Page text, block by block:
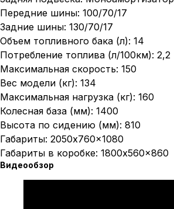
Передние шины: 100/70/17
Задние шины: 130/70/17
Объем топливного бака (л): 14
Потребление топлива (л/100км): 2,2
Максимальная скорость: 150
Вес модели (кг): 134
Максимальная нагрузка (кг): 160
Колесная база (мм): 1400
Высота по сидению (мм): 810
Габариты: 2050x760x1080
Габариты в коробке: 1800x560x860
Видеообзор